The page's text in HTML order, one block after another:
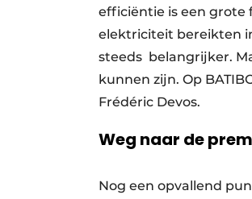
efficiëntie is een grote
elektriciteit bereikten
steeds ​ belangrijker.
kunnen zijn. Op
Frédéric Devos.
Weg naar de
Nog een opvallend